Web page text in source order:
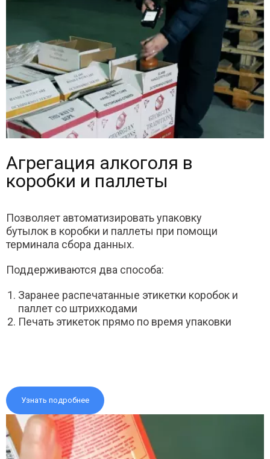
Агрегация алкоголя в
коробки и паллеты
Позволяет автоматизировать упаковку
бутылок в коробки и паллеты при помощи
терминала сбора данных.
Поддерживаются два способа:
Заранее распечатанные этикетки коробок и
паллет со штрихкодами
Печать этикеток прямо по время упаковки
Узнать подробнее